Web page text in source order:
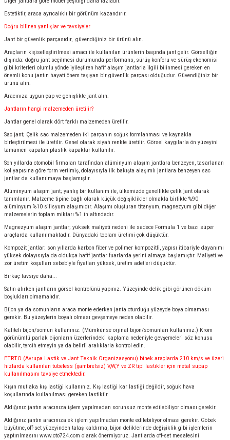
Estetiktir, araca ayrıcalıklı bir görünüm kazandırır.
Doğru bilinen yanlışlar ve tavsiyeler
Jant bir güvenlik parçasıdır, güvendiğiniz bir ürünü alın.
Araçların kişiselleştirilmesi amacı ile kullanılan ürünlerin başında jant gelir. Görselliğin
dışında; doğru jant seçilmesi durumunda performans, sürüş konforu ve sürüş ekonomisi
gibi kriterleri olumlu yönde iyileştiren hafif alaşım jantlarla ilgili bilinmesi gereken en
önemli konu jantın hayati önem taşıyan bir güvenlik parçası olduğudur. Güvendiğiniz bir
ürünü alın.
Aracınıza uygun çap ve genişlikte jant alın.
Jantların hangi malzemeden üretilir?
Jantlar genel olarak dört farklı malzemeden üretilir.
Sac jant; Çelik sac malzemeden iki parçanın soğuk formlanması ve kaynakla
birleştirilmesi ile üretilir. Genel olarak siyah renkte üretilir. Görsel kaygılarla ön yüzeyini
tamamen kapatan plastik kapaklar kullanılır.
Son yıllarda otomobil firmaları tarafından alüminyum alaşım jantlara benzeyen, tasarlanan
kol yapısına göre form verilmiş, dolayısıyla ilk bakışta alaşımlı jantlara benzeyen sac
jantlar da kullanılmaya başlamıştır.
Alüminyum alaşım jant; yanlış bir kullanım ile, ülkemizde genellikle çelik jant olarak
tanımlanır. Malzeme tipine bağlı olarak küçük değişiklikler olmakla birlikte %90
alüminyum %10 silisyum alaşımıdır. Alaşımı oluşturan titanyum, magnezyum gibi diğer
malzemelerin toplam miktarı %1 in altındadır.
Magnezyum alaşım jantlar; yüksek maliyeti nedeni ile sadece Formula 1 ve bazı süper
araçlarda kullanılmaktadır. Dünyadaki toplam üretimi çok düşüktür.
Kompozit jantlar; son yıllarda karbon fiber ve polimer kompozitli, yapısı itibariyle dayanımı
yüksek dolayısıyla da oldukça hafif jantlar fuarlarda yerini almaya başlamıştır. Maliyeti ve
zor üretim koşulları sebebiyle fiyatları yüksek, üretim adetleri düşüktür.
Birkaç tavsiye daha...
Satın alırken jantların görsel kontrolünü yapınız. Yüzeyinde delik gibi görünen döküm
boşlukları olmamalıdır.
Bijon ya da somunların araca monte ederken janta oturduğu yüzeyde boya olmaması
gerekir. Bu yüzeylerin boyalı olması gevşemeye neden olabilir.
Kaliteli bijon/somun kullanınız. (Mümkünse orjinal bijon/somunları kullanınız.) Krom
görünümlü parlak bijonların üzerlerindeki kaplama nedeniyle gevşemeleri söz konusu
olabilir, tercih etmeyin ya da belirli aralıklarla kontrol edin.
ETRTO (Avrupa Lastik ve Jant Teknik Organizasyonu) binek araçlarda 210 km/s ve üzeri
hızlarda kullanılan tubeless (şambrelsiz) V,W,Y ve ZR tipi lastikler için metal supap
kullanılmasını tavsiye etmektedir.
Kışın mutlaka kış lastiği kullanınız. Kış lastiği kar lastiği değildir, soğuk hava
koşullarında kullanılması gereken lastiktir.
Aldığınız jantın aracınıza işlem yapılmadan sorunsuz monte edilebiliyor olması gerekir.
Aldığınız jantın aracınıza ek işlem yapılmadan monte edilebiliyor olması gerekir. Göbek
büyütme, off-set yüzeyinden talaş kaldırma, bijon deliklerinde değişiklik gibi işlemlerin
yaptırılmasını www.oto724.com olarak önermiyoruz. Jantlarda off-set mesafesini